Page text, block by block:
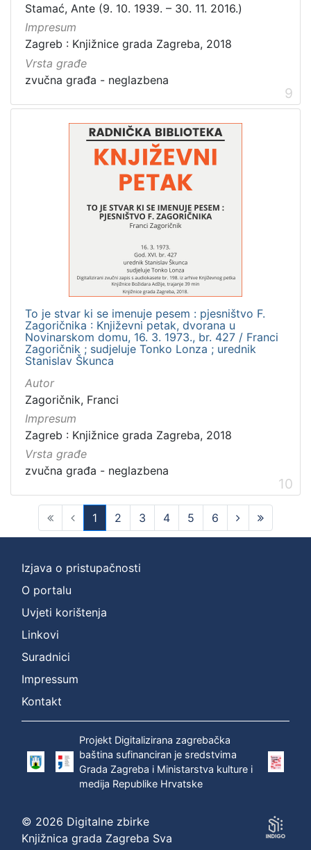
Stamać, Ante (9. 10. 1939. – 30. 11. 2016.)
Impresum
Zagreb : Knjižnice grada Zagreba, 2018
Vrsta građe
zvučna građa - neglazbena
9
To je stvar ki se imenuje pesem : pjesništvo F.
Zagoričnika : Književni petak, dvorana u
Novinarskom domu, 16. 3. 1973., br. 427 / Franci
Zagoričnik ; sudjeluje Tonko Lonza ; urednik
Stanislav Škunca
Autor
Zagoričnik, Franci
Impresum
Zagreb : Knjižnice grada Zagreba, 2018
Vrsta građe
zvučna građa - neglazbena
10
1
(current)
2 3 4 5 6
Izjava o pristupačnosti
O portalu
Uvjeti korištenja
Linkovi
Suradnici
Impressum
Kontakt
Projekt Digitalizirana zagrebačka
baština sufinanciran je sredstvima
Grada Zagreba i Ministarstva kulture i
medija Republike Hrvatske
© 2026 Digitalne zbirke
Knjižnica grada Zagreba Sva